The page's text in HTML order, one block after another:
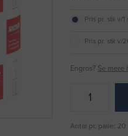
Pris pr. stk v/1
Pris pr. stk v/
Engros? Se mere
Antal pr. palle: 20